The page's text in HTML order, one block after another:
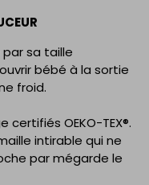
sa taille
bébé à la sortie
froid.
OEKO-TEX®.
intirable qui ne
par mégarde le